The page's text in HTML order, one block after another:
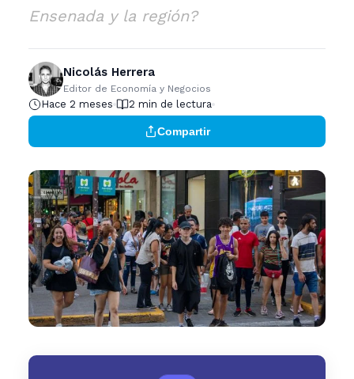
Ensenada y la región?
Nicolás Herrera
Editor de Economía y Negocios
Hace 2 meses 2 min de lectura
Compartir